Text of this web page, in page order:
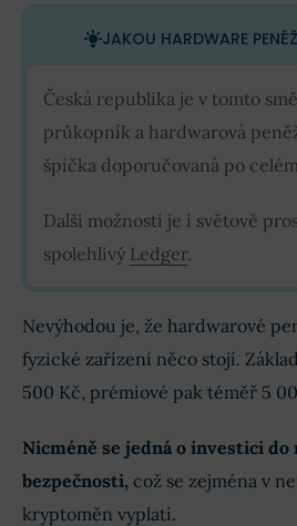
JAKOU HARDWARE
Česká republika je v tomto
průkopník a hardwarová
špička doporučovaná po
Další možností je i světově
spolehlivý Ledger.
Nevýhodou je, že hardwarové
fyzické zařízení něco stojí.
500 Kč, prémiové pak téměř 5
Nicméně se jedná o investici do
bezpečnosti, což se zejména v
kryptoměn vyplatí.